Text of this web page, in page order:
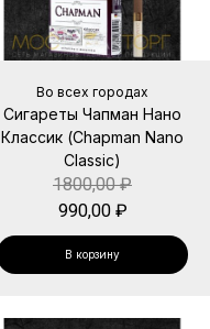
Во всех городах
Сигареты Чапман Нано
Классик (Chapman Nano
Classic)
1800,00₽
990,00 ₽
В корзину